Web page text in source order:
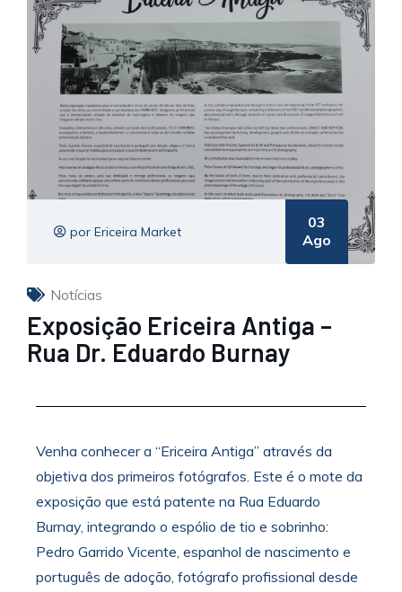
por Ericeira Market
03
Ago
Notícias
Exposição Ericeira Antiga –
Rua Dr. Eduardo Burnay
Venha conhecer a “Ericeira Antiga” através da
objetiva dos primeiros fotógrafos. Este é o mote da
exposição que está patente na Rua Eduardo
Burnay, integrando o espólio de tio e sobrinho:
Pedro Garrido Vicente, espanhol de nascimento e
português de adoção, fotógrafo profissional desde